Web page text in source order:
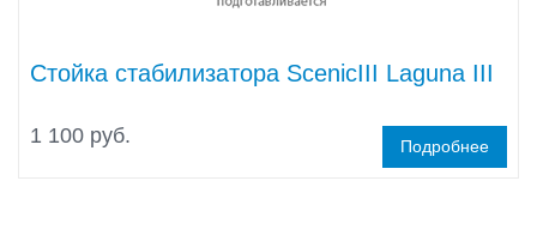
Стойка стабилизатора ScenicIII Laguna III
1 100 руб. Подробнее